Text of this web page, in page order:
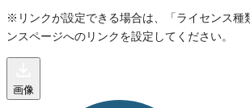
※リンクが設定できる場合は、「ライセンス種
ンスページへのリンクを設定してください。
画像